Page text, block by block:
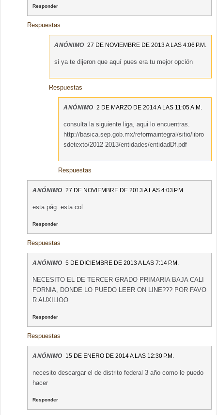
Responder
Respuestas
ANÓNIMO 27 DE NOVIEMBRE DE 2013 A LAS 4:06 P.M.
si ya te dijeron que aquí pues era tu mejor opción
Respuestas
ANÓNIMO 2 DE MARZO DE 2014 A LAS 11:05 A.M.
consulta la siguiente liga, aqui lo encuentras.
http://basica.sep.gob.mx/reformaintegral/sitio/libro
sdetexto/2012-2013/entidades/entidadDf.pdf
Respuestas
ANÓNIMO 27 DE NOVIEMBRE DE 2013 A LAS 4:03 P.M.
esta pág. esta col
Responder
Respuestas
ANÓNIMO 5 DE DICIEMBRE DE 2013 A LAS 7:14 P.M.
NECESITO EL DE TERCER GRADO PRIMARIA BAJA CALI
FORNIA, DONDE LO PUEDO LEER ON LINE??? POR FAVO
R AUXILIOO
Responder
Respuestas
ANÓNIMO 15 DE ENERO DE 2014 A LAS 12:30 P.M.
necesito descargar el de distrito federal 3 año como le puedo
hacer
Responder